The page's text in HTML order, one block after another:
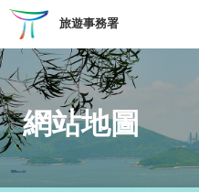
跳至主要內容
旅遊事務署
網站地圖